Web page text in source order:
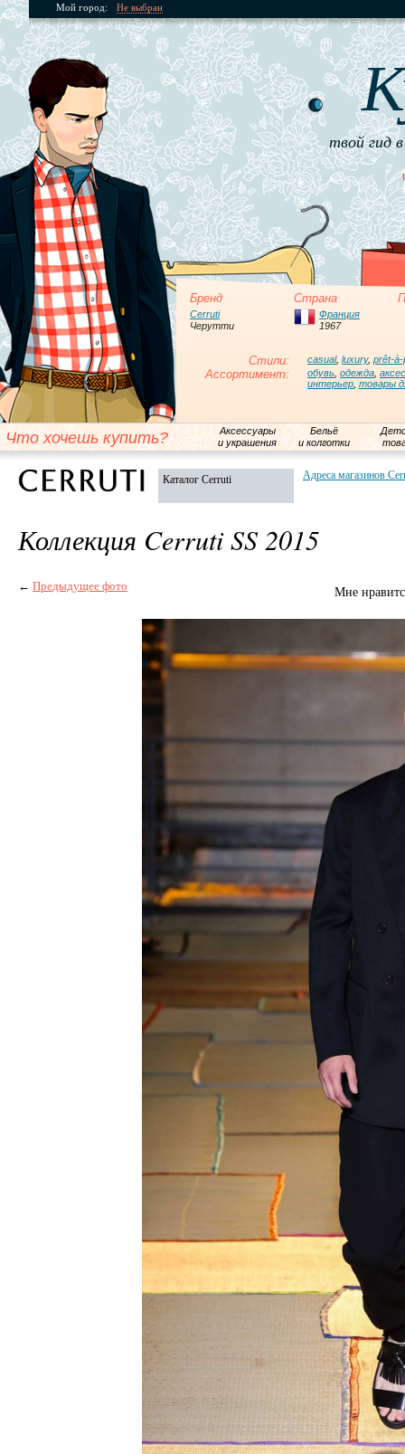
Мой город: Не выбран
твой гид
Бренд Страна
Cerruti
Черутти
Франция
1967
Стили: casual, luxury, prêt-à-
Ассортимент: обувь одежда
интерьер товары
Что хочешь купить?
Аксессуары
и украшения
Бельё
и колготки
Каталог Cerruti Адреса магазинов
Коллекция Cerruti SS 2015
← Предыдущее фото Мне